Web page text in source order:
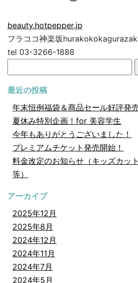
beauty.hotpepper.jp
フラココ神楽坂
tel 03-3266-1888
索:
最近の投稿
年末恒例福袋＆商品セール好評発
夏休み特別企画！for 美容学生
今年もありがとうございました！
プレミアムチケット発売開始！
料金改定のお知らせ（キッズカッ
等）
アーカイブ
2025年12月
2025年8月
2024年12月
2024年11月
2024年7月
2024年5月